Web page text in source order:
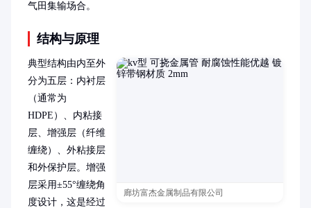
气田集输场合。
结构与原理
廊坊富杰金属制品有限公司
典型结构由内至外
分为五层：内衬层
（通常为
HDPE）、内粘接
层、增强层（纤维
缠绕）、外粘接层
和外保护层。增强
层采用±55°缠绕角
度设计，这是经过